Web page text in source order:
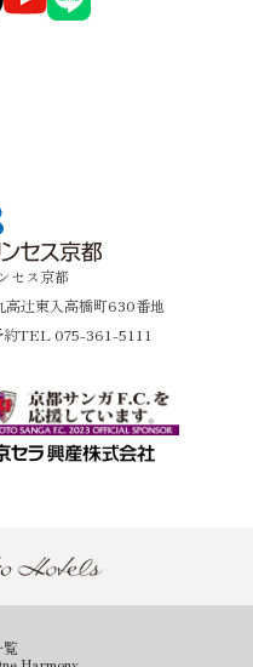
セス京都
辻東入高橋町630番地
約TEL 075-361-5111
Harmony